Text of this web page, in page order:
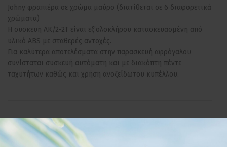
Johny φραπιέρα σε χρώμα μαύρο (διατίθεται σε 6 διαφορετικά
χρώματα)
Η συσκευή ΑΚ/2-2Τ είναι εξ’ολοκλήρου κατασκευασμένη από
υλικό ABS με σταθερές αντοχές.
Για καλύτερα αποτελέσματα στην παρασκευή αφρόγαλου
συνίσταται συσκευή αυτόματη και με διακόπτη πέντε
ταχυτήτων καθώς και χρήση ανοξείδωτου κυπέλλου.
ΣΧΕΤΙΚΆ ΠΡΟΪΌΝΤΑ